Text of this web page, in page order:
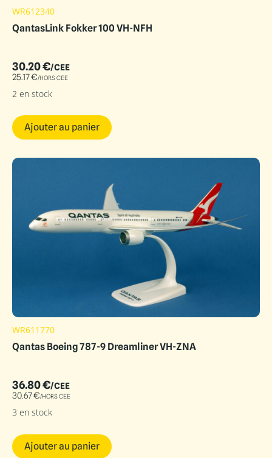
WR612340
QantasLink Fokker 100 VH-NFH
30.20€/CEE
25.17€/HORS CEE
2 en stock
Ajouter au panier
WR611770
Qantas Boeing 787-9 Dreamliner VH-ZNA
36.80€/CEE
30.67€/HORS CEE
3 en stock
Ajouter au panier